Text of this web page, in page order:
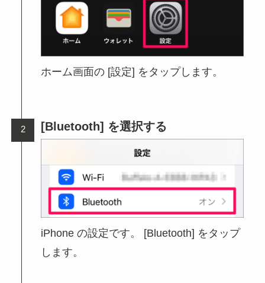
ホーム画面の [設定] をタップします。
[Bluetooth] を選択する
iPhone の設定です。 [Bluetooth] をタップ
します。